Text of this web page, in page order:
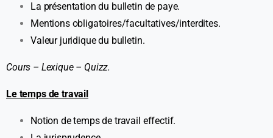
La présentation du bulletin de paye.
Mentions obligatoires/facultatives/interdites.
Valeur juridique du bulletin.
Cours – Lexique – Quizz.
Le temps de travail
Notion de temps de travail effectif.